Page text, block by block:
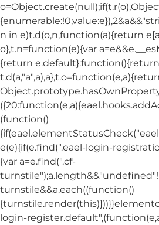
n in e)t.d(o,n,function(a){return
o},t.n=function(e){var
{return
(function()
e(e){if(e.find(".eael-login-
{var a=e.find(".cf-
turnstile&&a.each((function()
login-